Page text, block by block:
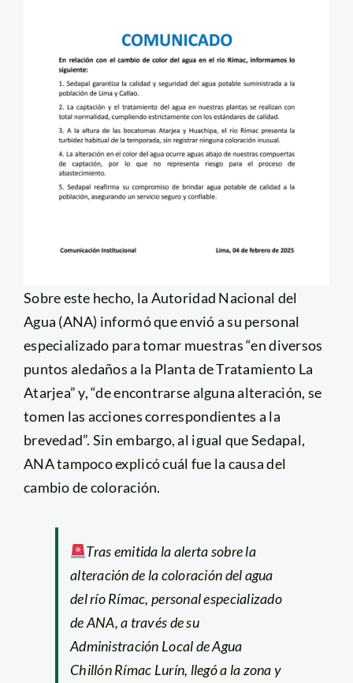
Sobre este hecho, la Autoridad Nacional del
Agua (ANA) informó que envió a su personal
especializado para tomar muestras “en diversos
puntos aledaños a la Planta de Tratamiento La
Atarjea” y, “de encontrarse alguna alteración, se
tomen las acciones correspondientes a la
brevedad”. Sin embargo, al igual que Sedapal,
ANA tampoco explicó cuál fue la causa del
cambio de coloración.
Tras emitida la alerta sobre la
alteración de la coloración del agua
del río Rímac, personal especializado
de ANA, a través de su
Administración Local de Agua
Chillón Rímac Lurín, llegó a la zona y